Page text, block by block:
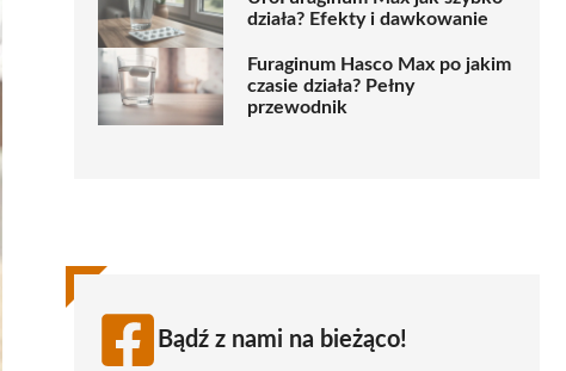
działa? Efekty i dawkowanie
Furaginum Hasco Max po jakim
czasie działa? Pełny
przewodnik
Bądź z nami na bieżąco!